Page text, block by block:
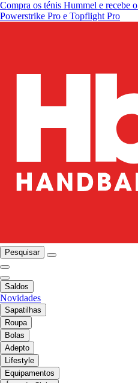
Compra os ténis Hummel e recebe o
Powerstrike Pro e Topflight Pro
Pesquisar
Saldos
Novidades
Sapatilhas
Roupa
Bolas
Adepto
Lifestyle
Equipamentos